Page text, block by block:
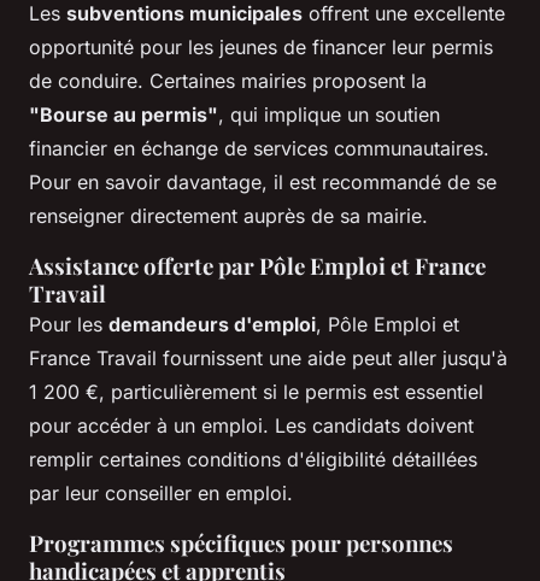
Les subventions municipales offrent une excellente
opportunité pour les jeunes de financer leur permis
de conduire. Certaines mairies proposent la
"Bourse au permis", qui implique un soutien
financier en échange de services communautaires.
Pour en savoir davantage, il est recommandé de se
renseigner directement auprès de sa mairie.
Assistance offerte par Pôle Emploi et France
Travail
Pour les demandeurs d'emploi, Pôle Emploi et
France Travail fournissent une aide peut aller jusqu'à
1 200 €, particulièrement si le permis est essentiel
pour accéder à un emploi. Les candidats doivent
remplir certaines conditions d'éligibilité détaillées
par leur conseiller en emploi.
Programmes spécifiques pour personnes
handicapées et apprentis